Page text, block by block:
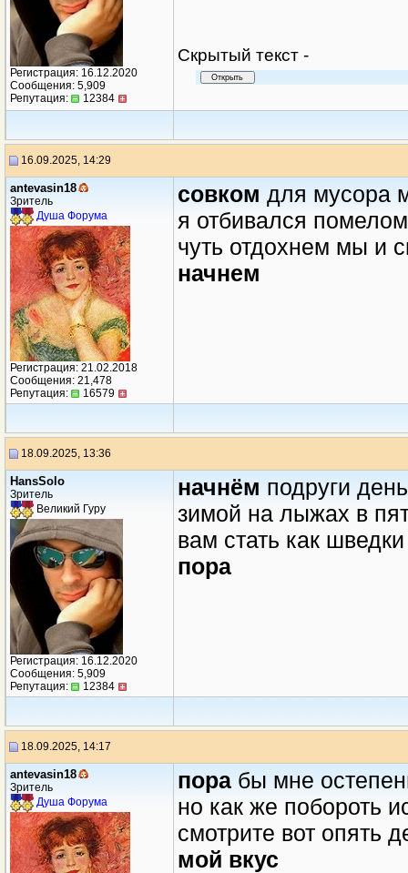
Регистрация: 16.12.2020
Сообщения: 5,909
Репутация:
12384
Cкрытый текст -
16.09.2025, 14:29
antevasin18
Зритель
Душа Форума
Регистрация: 21.02.2018
Сообщения: 21,478
Репутация:
16579
совком для мусора
я отбивался помелом
чуть отдохнем мы и
начнем
18.09.2025, 13:36
HansSolo
Зритель
Великий Гуру
Регистрация: 16.12.2020
Сообщения: 5,909
Репутация:
12384
начнём подруги
зимой на лыжах в
вам стать как
пора
18.09.2025, 14:17
antevasin18
Зритель
Душа Форума
пора бы мне
но как же побороть
смотрите вот опять
мой вкус